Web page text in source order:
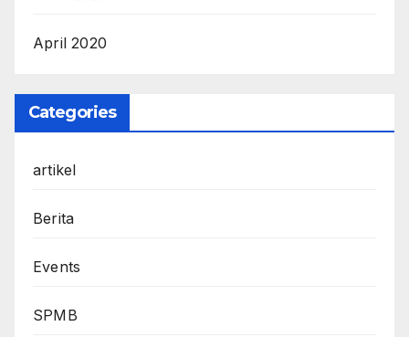
April 2020
Categories
artikel
Berita
Events
SPMB